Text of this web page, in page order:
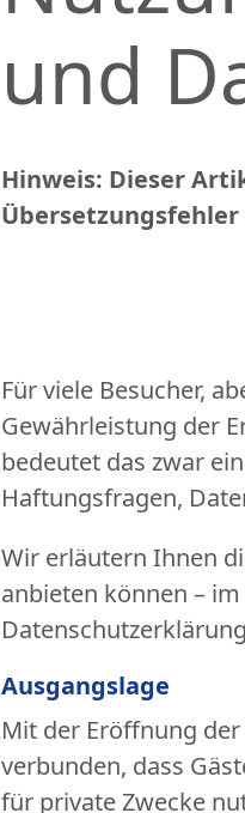
und
Hinweis: Dieser
Für viele Besucher,
Gewährleistung der
bedeutet das zwar
Haftungsfragen,
Wir erläutern Ihnen
anbieten können –
Ausgangslage
Mit der Eröffnung
verbunden, dass
für private Zwecke